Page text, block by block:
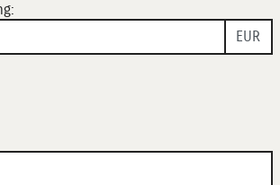
EUR